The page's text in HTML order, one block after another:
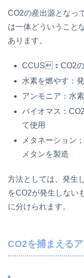
CO2の産出源となっ
は一体どういうこと
あります。
CCUS：CO2
水素を燃やす：
アンモニア：水
バイオマス：
て使用
メタネーション
メタンを製造
方法としては、発生
をCO2が発生しない
に分けられます。
CO2を捕まえる